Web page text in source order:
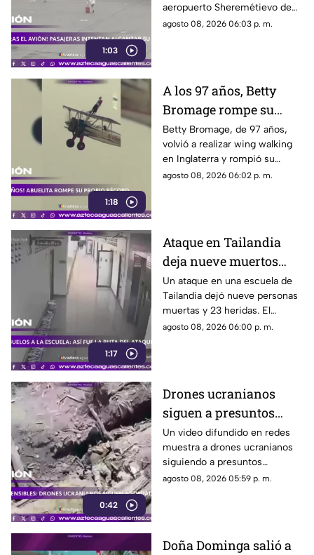
1:03
aeropuerto Sheremétievo de
Moscú tras llegar tarde a su
agosto 08, 2026 06:03 p. m.
1:18
A los 97 años, Betty
Bromage rompe su
propio récord Guinness
en las alturas
Betty Bromage, de 97 años,
volvió a realizar wing walking
en Inglaterra y rompió su
propio récord Guinness tras
agosto 08, 2026 06:02 p. m.
1:17
Ataque en Tailandia
deja nueve muertos
tras agresión en una
escuela
Un ataque en una escuela de
Tailandia dejó nueve personas
muertas y 23 heridas. El
presunto agresor, de 14 años,
agosto 08, 2026 06:00 p. m.
0:42
Drones ucranianos
siguen a presuntos
soldados rusos durante
varias horas
Un video difundido en redes
muestra a drones ucranianos
siguiendo a presuntos
soldados rusos antes de un
agosto 08, 2026 05:59 p. m.
Doña Dominga salió a